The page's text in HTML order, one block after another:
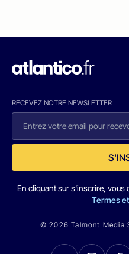
RECEVEZ NOTRE NEWSLETTER
En cliquant sur s'inscrire, vous
Termes
© 2026 Talmont Media